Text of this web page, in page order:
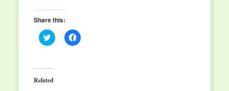
Share this:
Click
to
(Opens
in
new
Click
to
Related